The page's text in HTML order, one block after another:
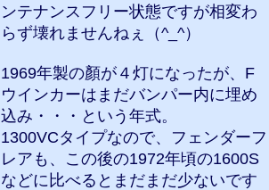
ンテナンスフリー状態ですが相変わ
らず壊れませんねぇ（^_^）
1969年製の顏が４灯になったが、F
ウインカーはまだバンパー内に埋め
込み・・・という年式。
1300VCタイプなので、フェンダーフ
レアも、この後の1972年頃の1600S
などに比べるとまだまだ少ないです